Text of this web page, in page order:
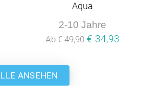
Aqua
2-10 Jahre
Ab € 49,90 € 34,93
ANSEHEN